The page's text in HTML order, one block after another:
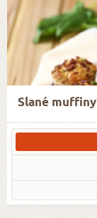
Slané muffiny